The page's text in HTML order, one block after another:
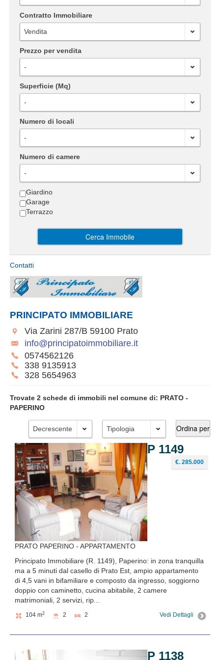
Contratto Immobiliare
Vendita
Prezzo per vendita
-
Superficie (Mq)
-
Numero di locali
-
Numero di camere
-
Giardino
Garage
Terrazzo
Cerca Immobile
Contatti
PRINCIPATO IMMOBILIARE
Via Zarini 287/B 59100 Prato
info@principatoimmobiliare.it
0574562126
338 9135913
328 5654963
Trovate 2 schede di immobili nel comune di: PRATO -
PAPERINO
Tipologia
Decrescente
P 1149
€. 285.000
PRATO PAPERINO - APPARTAMENTO
Principato Immobiliare (R. 1149), Paperino: in zona tranquilla
ma a 5 minuti dal casello di Prato Est, ampio appartamento
di 4,5 vani in bifamiliare e composto da ingresso, soggiorno
doppio con caminetto, cucina abitabile, 2 camere
matrimoniali, 2 servizi, rip...
104 m2 2 2 Vedi Dettagli
P 1138